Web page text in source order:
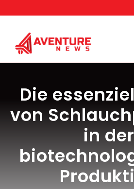
to
Die
von
in der